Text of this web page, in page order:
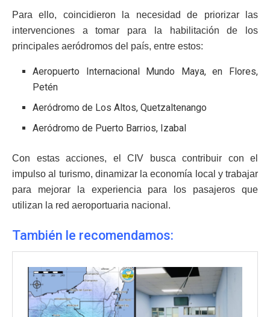
Para ello, coincidieron la necesidad de priorizar las
intervenciones a tomar para la habilitación de los
principales aeródromos del país, entre estos:
Aeropuerto Internacional Mundo Maya, en Flores,
Petén
Aeródromo de Los Altos, Quetzaltenango
Aeródromo de Puerto Barrios, Izabal
Con estas acciones, el CIV busca contribuir con el
impulso al turismo, dinamizar la economía local y trabajar
para mejorar la experiencia para los pasajeros que
utilizan la red aeroportuaria nacional.
También le recomendamos: